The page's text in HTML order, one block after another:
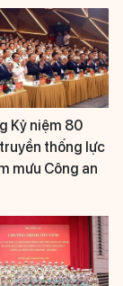
Kỷ niệm 80
thống lực
mưu Công an